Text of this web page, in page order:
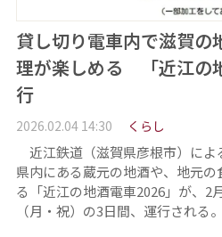
貸し切り電車内で滋賀の
理が楽しめる 「近江の
行
2026.02.04 14:30 くらし
近江鉄道（滋賀県彦根市）によ
県内にある蔵元の地酒や、地元
る「近江の地酒電車2026」が、2
（月・祝）の3日間、運行され